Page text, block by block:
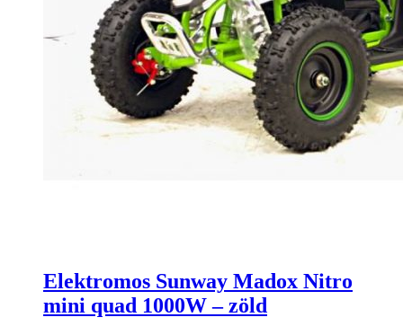
Elektromos Sunway Madox Nitro
mini quad 1000W – zöld